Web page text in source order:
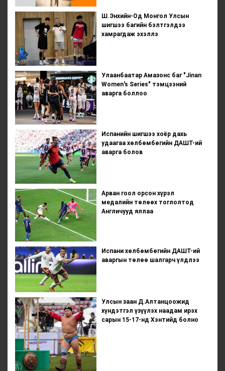
Ш.Энхийн-Од Монгол Улсын
шигшээ багийн бэлтгэлдээ
хамрагдаж эхэллэ
Улаанбаатар Амазонс баг "Jinan
Women's Series" тэмцээний
аварга боллоо
Испанийн шигшээ хоёр дахь
удаагаа хөлбөмбөгийн ДАШТ-ий
аварга болов
Арван гоол орсон хүрэл
медалийн төлөөх тоглолтод
Англичууд яллаа
Испани хөлбөмбөгийн ДАШТ-ий
аваргын төлөө шалгарч үлдлээ
Улсын заан Д.Алтанцоожид
хүндэтгэл үзүүлэх наадам ирэх
сарын 15-17-нд Хэнтийд болно